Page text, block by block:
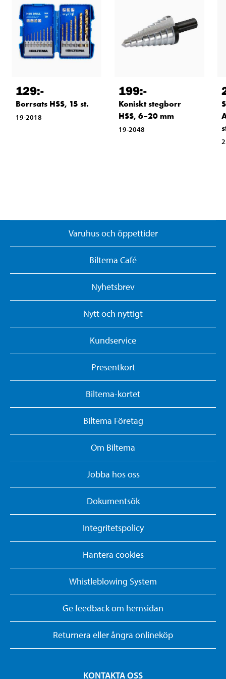
129:-
Borrsats HSS, 15 st.
19-2018
199:-
Koniskt stegborr
HSS, 6–20 mm
19-2048
Varuhus och öppettider
Biltema Café
Nyhetsbrev
Nytt och nyttigt
Kundservice
Presentkort
Biltema-kortet
Biltema Företag
Om Biltema
Jobba hos oss
Dokumentsök
Integritetspolicy
Hantera cookies
Whistleblowing System
Ge feedback om hemsidan
Returnera eller ångra onlineköp
KONTAKTA OSS